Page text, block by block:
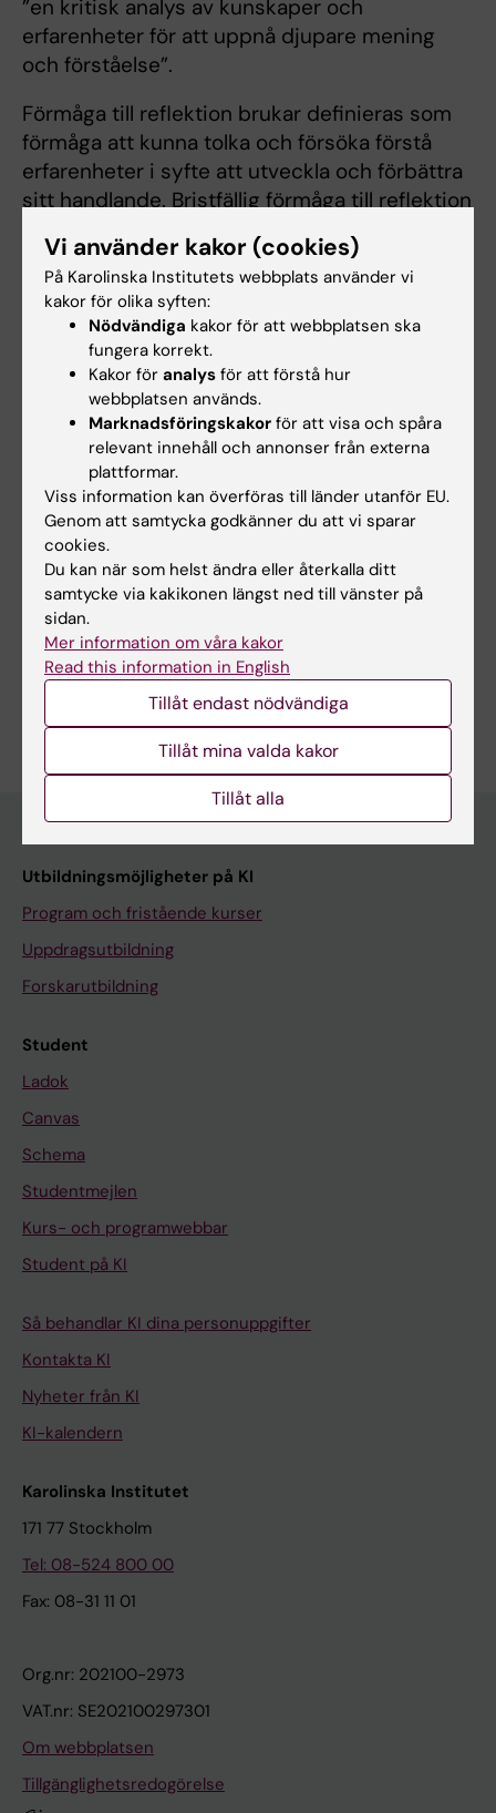
”en kritisk analys av kunskaper och
erfarenheter för att uppnå djupare mening
och förståelse”.
Förmåga till reflektion brukar definieras som
förmåga att kunna tolka och försöka förstå
erfarenheter i syfte att utveckla och förbättra
sitt handlande. Bristfällig förmåga till reflektion
och självkännedom hos läkare inverkar
negativt på klinisk kompetens och
patientsäkerhet.
Hade du nytta av informationen på denna sida?
Yes
No
Innehållsgranskare:
Mini Ruiz
Redaktör:Emma Liljegren
Sidan uppdaterad:
2025-10-20
Dela
Utbildningsmöjligheter på KI
Program och fristående kurser
Uppdragsutbildning
Forskarutbildning
Student
Ladok
Canvas
Schema
Studentmejlen
Kurs- och programwebbar
Student på KI
Så behandlar KI dina personuppgifter
Kontakta KI
Nyheter från KI
KI-kalendern
Karolinska Institutet
171 77 Stockholm
Tel: 08-524 800 00
Fax: 08-31 11 01
Org.nr: 202100-2973
VAT.nr: SE202100297301
Om webbplatsen
Tillgänglighetsredogörelse
Vi använder kakor (cookies)
På Karolinska Institutets webbplats använder vi
kakor för olika syften:
Nödvändiga kakor för att webbplatsen ska
fungera korrekt.
Kakor för analys för att förstå hur
webbplatsen används.
Marknadsföringskakor för att visa och spåra
relevant innehåll och annonser från externa
plattformar.
Viss information kan överföras till länder utanför EU.
Genom att samtycka godkänner du att vi sparar
cookies.
Du kan när som helst ändra eller återkalla ditt
samtycke via kakikonen längst ned till vänster på
sidan.
Mer information om våra kakor
Read this information in English
Tillåt endast nödvändiga
Tillåt mina valda kakor
Tillåt alla